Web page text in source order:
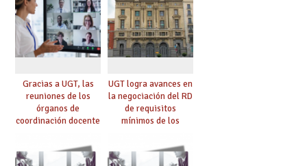
Gracias a UGT, las
reuniones de los
órganos de
coordinación docente
de manera
telemática, sin exigir
UGT logra avances en
la negociación del RD
de requisitos
mínimos de los
exige al Ministerio
que los compromisos